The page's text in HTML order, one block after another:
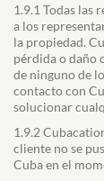
1.9.1 Todas las
a los
la propiedad.
pérdida o daño
de ninguno de
contacto con
solucionar
1.9.2
cliente no se
Cuba en el